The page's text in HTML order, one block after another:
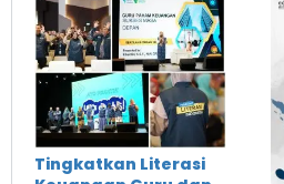
Tingkatkan Literasi